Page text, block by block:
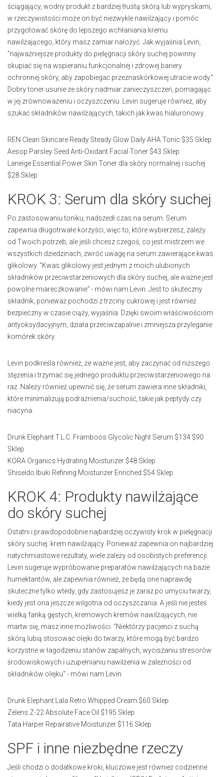
ściągający, wodny produkt z bardziej tłustą skórą lub wypryskami,
w rzeczywistości może on być niezwykle nawilżający i pomóc
przygotować skórę do lepszego wchłaniania kremu
nawilżającego, który masz zamiar nałożyć. Jak wyjaśnia Levin,
"najważniejsze produkty do pielęgnacji skóry suchej powinny
skupiać się na wspieraniu funkcjonalnej i zdrowej bariery
ochronnej skóry, aby zapobiegać przeznaskórkowej utracie wody."
Dobry toner usunie ze skóry nadmiar zanieczyszczeń, pomagając
w jej zrównoważeniu i oczyszczeniu. Levin sugeruje również, aby
szukać składników nawilżających, takich jak kwas hialuronowy.
REN Clean Skincare Ready Steady Glow Daily AHA Tonic $35 Sklep
Aesop Parsley Seed Anti-Oxidant Facial Toner $43 Sklep
Laneige Essential Power Skin Toner dla skóry normalnej i suchej
$28 Sklep
KROK 3: Serum dla skóry suchej
Po zastosowaniu toniku, nadszedł czas na serum. Serum
zapewnia długotrwałe korzyści, więc to, które wybierzesz, zależy
od Twoich potrzeb, ale jeśli chcesz czegoś, co jest mistrzem we
wszystkich dziedzinach, zwróć uwagę na serum zawierające kwas
glikolowy. "Kwas glikolowy jest jednym z moich ulubionych
składników przeciwstarzeniowych dla skóry suchej, ale ważne jest
powolne miareczkowanie" - mówi nam Levin. Jest to skuteczny
składnik, ponieważ pochodzi z trzciny cukrowej i jest również
bezpieczny w czasie ciąży, wyjaśnia. Dzięki swoim właściwościom
antyoksydacyjnym, działa przeciwzapalnie i zmniejsza przyleganie
komórek skóry.
Levin podkreśla również, że ważne jest, aby zaczynać od niższego
stężenia i trzymać się jednego produktu przeciwstarzeniowego na
raz. Należy również upewnić się, że serum zawiera inne składniki,
które minimalizują podrażnienia/suchość, takie jak peptydy czy
niacyna.
Drunk Elephant T.L.C. Framboos Glycolic Night Serum $134 $90
Sklep
KORA Organics Hydrating Moisturizer $48 Sklep
Shiseido Ibuki Refining Moisturizer Enriched $54 Sklep
KROK 4: Produkty nawilżające
do skóry suchej
Ostatni i prawdopodobnie najbardziej oczywisty krok w pielęgnacji
skóry suchej: krem nawilżający. Ponieważ zapewnia on najbardziej
natychmiastowe rezultaty, wiele zależy od osobistych preferencji.
Levin sugeruje wypróbowanie preparatów nawilżających na bazie
humektantów, ale zapewnia również, że będą one naprawdę
skuteczne tylko wtedy, gdy zastosujesz je zaraz po umyciu twarzy,
kiedy jest ona jeszcze wilgotna od oczyszczania. A jeśli nie jesteś
wielką fanką gęstych, kremowych kremów nawilżających, nie
martw się, masz inne możliwości. "Niektórzy pacjenci z suchą
skórą lubią stosować olejki do twarzy, które mogą być bardzo
korzystne w łagodzeniu stanów zapalnych, wyciszaniu stresorów
środowiskowych i uzupełnianiu nawilżenia w zależności od
składników olejku" - mówi nam Levin.
Drunk Elephant Lala Retro Whipped Cream $60 Sklep
Zelens Z-22 Absolute Face Oil $195 Sklep
Tata Harper Repairative Moisturizer $116 Sklep
SPF i inne niezbędne rzeczy
Jeśli chodzi o dodatkowe kroki, kluczowe jest również codzienne